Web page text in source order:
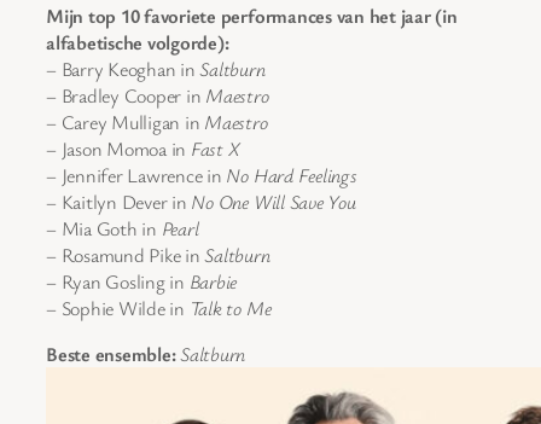
Mijn top 10 favoriete performances van het jaar (in
alfabetische volgorde):
– Barry Keoghan inSaltburn
– Bradley Cooper in Maestro
– Carey Mulligan in Maestro
– Jason Momoa in Fast X
– Jennifer Lawrence in No Hard Feelings
– Kaitlyn Dever in No One Will Save You
– Mia Goth in Pearl
– Rosamund Pike inSaltburn
– Ryan Gosling in Barbie
– Sophie Wilde in Talk to Me
Beste ensemble:Saltburn